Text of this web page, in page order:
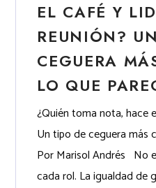
EL CAFÉ Y
REUNIÓN?
CEGUERA
LO QUE
¿Quién toma nota, hace
Un tipo de ceguera más
Por Marisol Andrés No
cada rol. La igualdad de